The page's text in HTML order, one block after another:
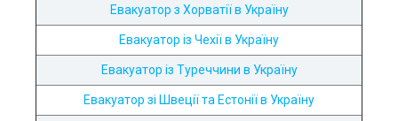
Евакуатор з Хорватії в Україну
Евакуатор із Чехії в Україну
Евакуатор із Туреччини в Україну
Евакуатор зі Швеції та Естонії в Україну